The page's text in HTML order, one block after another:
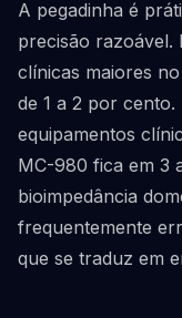
A pegadinha é
precisão razoável.
clínicas maiores
de 1 a 2 por cento.
equipamentos
MC-980 fica em 3
bioimpedância
frequentemente
que se traduz em